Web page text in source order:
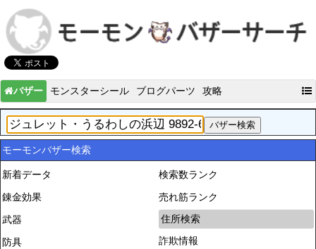
バザー モンスターシール ブログパーツ 攻略
モーモンバザー検索
新着データ
錬金効果
武器
防具
検索数ランク
売れ筋ランク
住所検索
詐欺情報